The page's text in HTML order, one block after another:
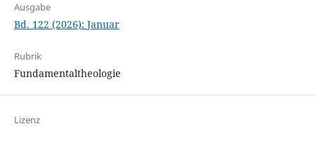
Ausgabe
Bd. 122 (2026): Januar
Rubrik
Fundamentaltheologie
Lizenz